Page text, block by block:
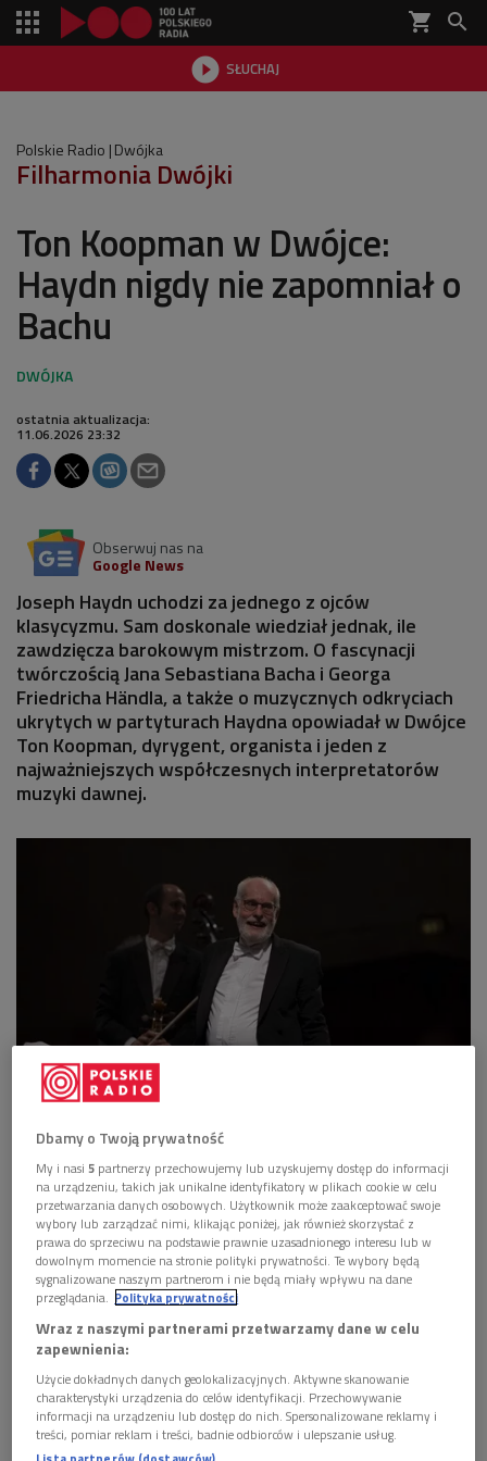
shopping_cart 
 SŁUCHAJ

Polskie Radio Dwójka
Filharmonia Dwójki
Ton Koopman w Dwójce:
Haydn nigdy nie zapomniał o
Bachu
ostatnia aktualizacja:
11.06.2026 23:32
Obserwuj nas na
Google News
Joseph Haydn uchodzi za jednego z ojców
klasycyzmu. Sam doskonale wiedział jednak, ile
zawdzięcza barokowym mistrzom. O fascynacji
twórczością Jana Sebastiana Bacha i Georga
Friedricha Händla, a także o muzycznych odkryciach
ukrytych w partyturach Haydna opowiadał w Dwójce
Ton Koopman, dyrygent, organista i jeden z
najważniejszych współczesnych interpretatorów
muzyki dawnej.
Ton Koopman, wybitny dyrygent, organista i jeden z najważniejszych
Ton Koopmanzwrócił uwagę, że Haydn przez całe życie
pozostawał zafascynowany dawnymi mistrzami. Szczególne
miejsce zajmowała wśród nich twórczość Jana Sebastiana
Bacha. – Pod koniec życia Haydn kupił partyturę wielkiej mszy
Bacha. Wiedział doskonale, że od Bacha można nauczyć się
kontrapunktu. Kiedy spojrzymy na symfonie Haydna, ale
także na jego wielkie dzieła chóralne, widzimy ogromne
zainteresowanie polifonią. Oczywiście to już inny język
muzyczny, bardziej nowoczesny, ale przeszłość nie została
zapomniana – mówił dyrygent.
Dbamy o Twoją prywatność
My i nasi5 partnerzy przechowujemy lub uzyskujemy dostęp do informacji
na urządzeniu, takich jak unikalne identyfikatory w plikach cookie w celu
przetwarzania danych osobowych. Użytkownik może zaakceptować swoje
wybory lub zarządzać nimi, klikając poniżej, jak również skorzystać z
prawa do sprzeciwu na podstawie prawnie uzasadnionego interesu lub w
dowolnym momencie na stronie polityki prywatności. Te wybory będą
sygnalizowane naszym partnerom i nie będą miały wpływu na dane
przeglądania. Polityka prywatności
Wraz z naszymi partnerami przetwarzamy dane w celu
zapewnienia:
Użycie dokładnych danych geolokalizacyjnych. Aktywne skanowanie
charakterystyki urządzenia do celów identyfikacji. Przechowywanie
informacji na urządzeniu lub dostęp do nich. Spersonalizowane reklamy i
treści, pomiar reklam i treści, badnie odbiorców i ulepszanie usług.